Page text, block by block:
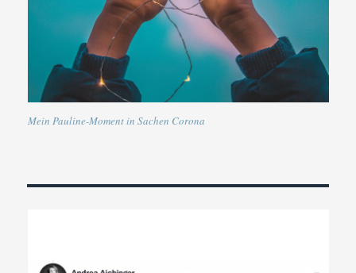
Mein Pauline-Moment in Sachen Corona